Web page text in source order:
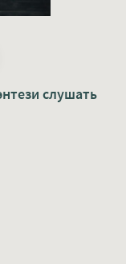
слушать